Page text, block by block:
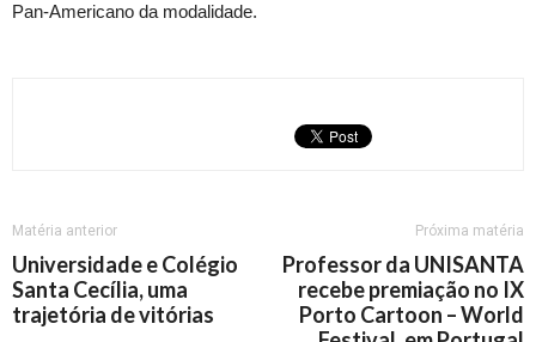
Pan-Americano da modalidade.
Matéria anterior
Universidade e Colégio
Santa Cecília, uma
trajetória de vitórias
Próxima matéria
Professor da UNISANTA
recebe premiação no IX
Porto Cartoon – World